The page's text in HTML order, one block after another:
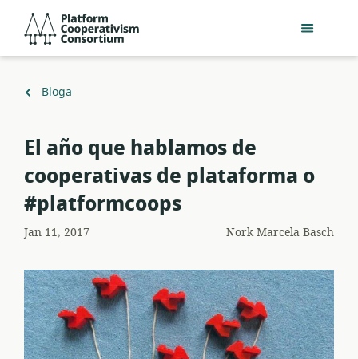
jauzi
eduki
Consortium
Itzuli
Bloga
El año que hablamos de
cooperativas de plataforma o
#platformcoops
Jan 11, 2017 NorkMarcela Basch